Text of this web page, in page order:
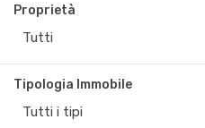
Proprietà
Tutti
Tipologia Immobile
Tutti i tipi